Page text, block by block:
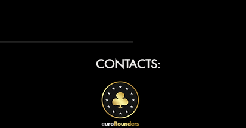
CONTACTS: